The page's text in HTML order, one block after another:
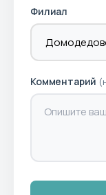
Филиал
Комментарий